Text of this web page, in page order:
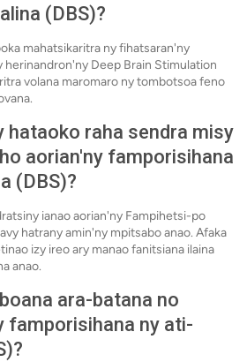
(DBS)?
mahatsikaritra ny fihatsaran'ny
herinandron'ny Deep Brain Stimulation
volana maromaro ny tombotsoa feno
hataoko raha sendra misy
aorian'ny famporisihana
(DBS)?
ianao aorian'ny Fampihetsi-po
hatrany amin'ny mpitsabo anao. Afaka
izy ireo ary manao fanitsiana ilaina
anao.
ara-batana no
famporisihana ny ati-